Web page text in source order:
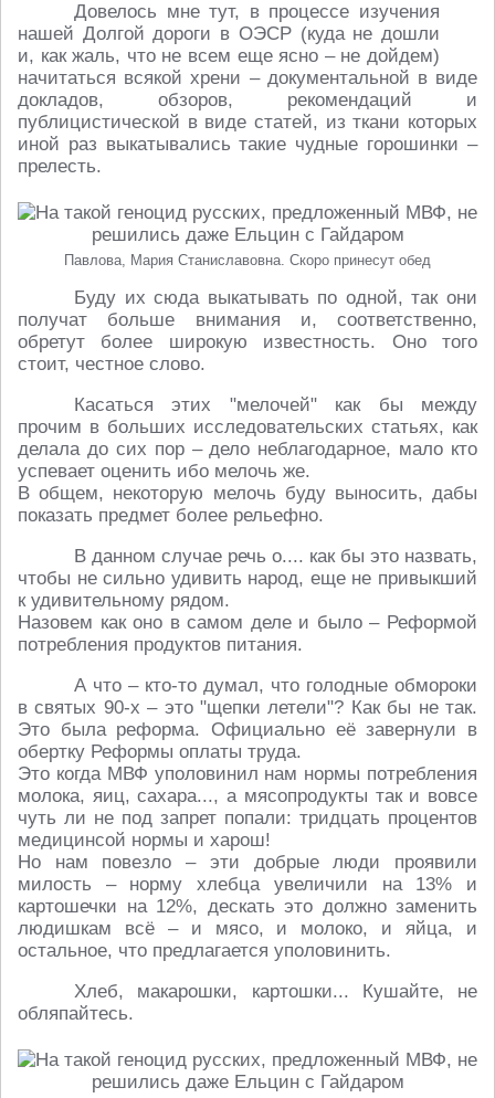
Довелось мне тут, в процессе изучения
нашей Долгой дороги в ОЭСР (куда не дошли
и, как жаль, что не всем еще ясно – не дойдем)
начитаться всякой хрени – документальной в виде
докладов, обзоров, рекомендаций и
публицистической в виде статей, из ткани которых
иной раз выкатывались такие чудные горошинки –
прелесть.
Павлова, Мария Станиславовна. Скоро принесут обед
Буду их сюда выкатывать по одной, так они
получат больше внимания и, соответственно,
обретут более широкую известность. Оно того
стоит, честное слово.
Касаться этих "мелочей" как бы между
прочим в больших исследовательских статьях, как
делала до сих пор – дело неблагодарное, мало кто
успевает оценить ибо мелочь же.
В общем, некоторую мелочь буду выносить, дабы
показать предмет более рельефно.
В данном случае речь о.... как бы это назвать,
чтобы не сильно удивить народ, еще не привыкший
к удивительному рядом.
Назовем как оно в самом деле и было – Реформой
потребления продуктов питания.
А что – кто-то думал, что голодные обмороки
в святых 90-х – это "щепки летели"? Как бы не так.
Это была реформа. Официально её завернули в
обертку Реформы оплаты труда.
Это когда МВФ уполовинил нам нормы потребления
молока, яиц, сахара..., а мясопродукты так и вовсе
чуть ли не под запрет попали: тридцать процентов
медицинсой нормы и харош!
Но нам повезло – эти добрые люди проявили
милость – норму хлебца увеличили на 13% и
картошечки на 12%, дескать это должно заменить
людишкам всё – и мясо, и молоко, и яйца, и
остальное, что предлагается уполовинить.
Хлеб, макарошки, картошки... Кушайте, не
обляпайтесь.